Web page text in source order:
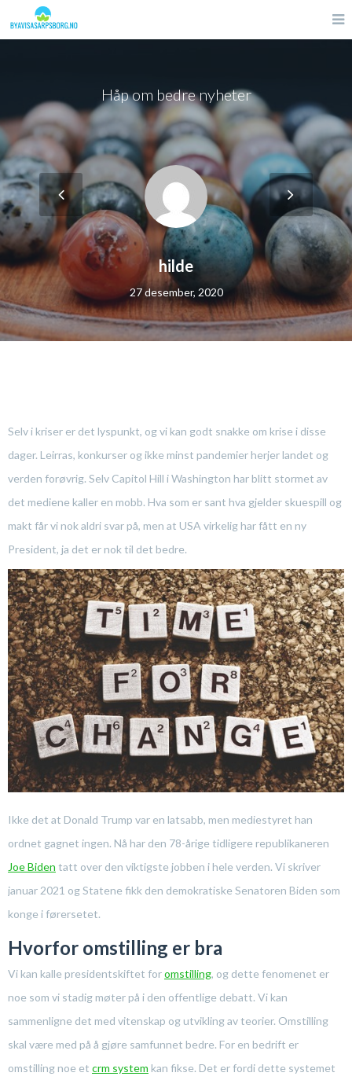
Håp om bedre nyheter
hilde
27 desember, 2020
Selv i kriser er det lyspunkt, og vi kan godt snakke om krise i disse
dager. Leirras, konkurser og ikke minst pandemier herjer landet og
verden forøvrig. Selv Capitol Hill i Washington har blitt stormet av
det mediene kaller en mobb. Hva som er sant hva gjelder skuespill og
makt får vi nok aldri svar på, men at USA virkelig har fått en ny
President, ja det er nok til det bedre.
Ikke det at Donald Trump var en latsabb, men mediestyret han
ordnet gagnet ingen. Nå har den 78-årige tidligere republikaneren
Joe Biden tatt over den viktigste jobben i hele verden. Vi skriver
januar 2021 og Statene fikk den demokratiske Senatoren Biden som
konge i førersetet.
Hvorfor omstilling er bra
Vi kan kalle presidentskiftet foromstilling, og dette fenomenet er
noe som vi stadig møter på i den offentlige debatt. Vi kan
sammenligne det med vitenskap og utvikling av teorier. Omstilling
skal være med på å gjøre samfunnet bedre. For en bedrift er
omstilling noe et crm system kan fikse. Det er fordi dette systemet